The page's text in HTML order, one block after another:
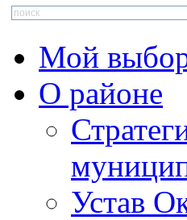
Мой
О районе
Устав